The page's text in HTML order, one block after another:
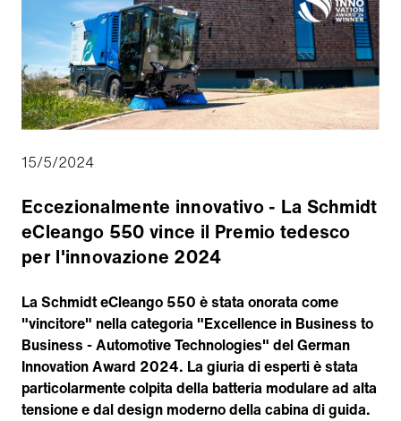
15/5/2024
Eccezionalmente innovativo - La Schmidt
eCleango 550 vince il Premio tedesco
per l'innovazione 2024
La Schmidt eCleango 550 è stata onorata come
"vincitore" nella categoria "Excellence in Business to
Business - Automotive Technologies" del German
Innovation Award 2024. La giuria di esperti è stata
particolarmente colpita della batteria modulare ad alta
tensione e dal design moderno della cabina di guida.